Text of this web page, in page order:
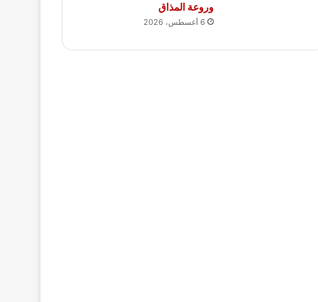
وروعة المذاق
6 أغسطس، 2026